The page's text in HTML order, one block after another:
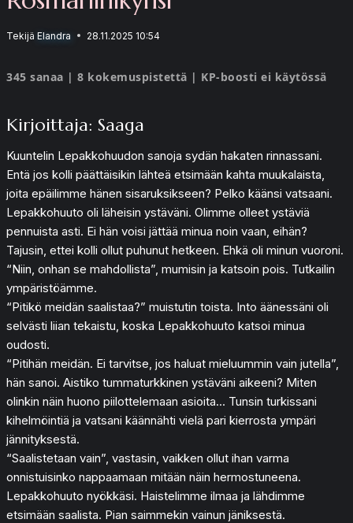
Tekijä Elandra 28.11.2025 10:54
345 sanaa | 8 kokemuspistettä | KP-boosti ei käytössä
Kirjoittaja: Saaga
Kuuntelin Lepakkohuudon sanoja sydän hakaten rinnassani.
Entä jos kolli päättäisikin lähteä etsimään kahta muukalaista,
joita epäilimme hänen sisaruksikseen? Pelko käänsi vatsaani.
Lepakkohuuto oli läheisin ystäväni. Olimme olleet ystäviä
pennuista asti. Ei hän voisi jättää minua noin vaan, eihän?
Tajusin, ettei kolli ollut puhunut hetkeen. Ehkä oli minun vuoroni.
“Niin, onhan se mahdollista”, mumisin ja katsoin pois. Tutkailin
ympäristöämme.
“Pitikö meidän saalistaa?” muistutin toista. Into äänessäni oli
selvästi liian tekaistu, koska Lepakkohuuto katsoi minua
oudosti.
“Pitihän meidän. Ei tarvitse, jos haluat mieluummin vain jutella”,
hän sanoi. Aistiko tummaturkkinen ystäväni aikeeni? Miten
olinkin näin huono piilottelemaan asioita… Tunsin turkissani
kihelmöintiä ja vatsani käännähti vielä pari kierrosta ympäri
jännityksestä.
“Saalistetaan vain”, vastasin, vaikken ollut ihan varma
onnistuisinko nappaamaan mitään näin hermostuneena.
Lepakkohuuto nyökkäsi. Haistelimme ilmaa ja lähdimme
etsimään saalista. Pian saimmekin vainun jäniksestä.